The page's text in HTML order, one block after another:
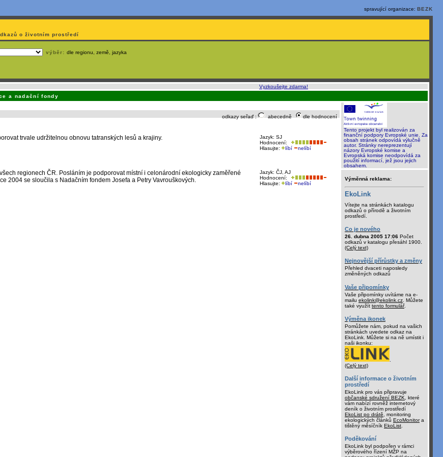
spravující organizace: BEZK
o životním prostředí
výběr: dle regionu, země, jazyka
Vyzkoušejte zdarma!
a nadační fondy
odkazy seřaď : abecedně dle hodnocení
Jazyk: SJ
Hodnocení:
Hlasujte:
líbí nelíbí
trvale udržitelnou obnovu tatranských lesů a krajiny.
Jazyk: ČJ, AJ
Hodnocení:
Hlasujte:
líbí nelíbí
regionech ČR. Posláním je podporovat místní i celonárodní ekologicky zaměřené
2004 se sloučila s Nadačním fondem Josefa a Petry Vavrouškových.
Tento projekt byl realizován za
finanční podpory Evropské unie. Za
obsah stránek odpovídá výlučně
autor. Stránky nereprezentují
názory Evropské komise a
Evropská komise neodpovídá za
použití informací, jež jsou jejich
obsahem.
Výměnná reklama:
EkoLink
Vítejte na stránkách katalogu
odkazů o přírodě a životním
prostředí.
Co je nového
26. dubna 2005 17:06 Počet
odkazů v katalogu přesáhl 1900.
(Celý text)
Nejnovější přírůstky a změny
Přehled dvaceti naposledy
změněných odkazů
Vaše připomínky
Vaše připomínky uvítáme na e-
mailu ekolink@ekolink.cz . Můžete
také využít tento formulář.
Výměna ikonek
Pomůžete nám, pokud na vašich
stránkách uvedete odkaz na
EkoLink. Můžete si na ně umístit i
naši ikonku:
(Celý text)
Další informace o životním
prostředí
EkoLink pro vás připravuje
občanské sdružení BEZK , které
vám nabízí rovněž internetový
deník o životním prostředí
EkoList po drátě , monitoring
ekologických článků EcoMonitora
tištěný měsíčník EkoList
Poděkování
EkoLink byl podpořen v rámci
výběrového řízení MŽP na